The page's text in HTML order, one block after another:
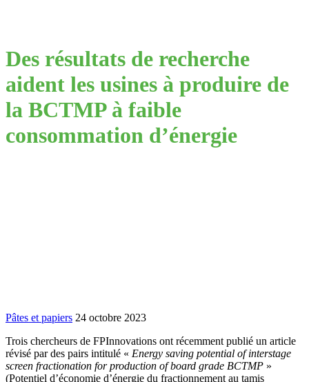
Des résultats de recherche
aident les usines à produire de
la BCTMP à faible
consommation d’énergie
Pâtes et papiers 24 octobre 2023
Trois chercheurs de FPInnovations ont récemment publié un article
révisé par des pairs intitulé « Energy saving potential of interstage
screen fractionation for production of board grade BCTMP »
(Potentiel d’économie d’énergie du fractionnement au tamis